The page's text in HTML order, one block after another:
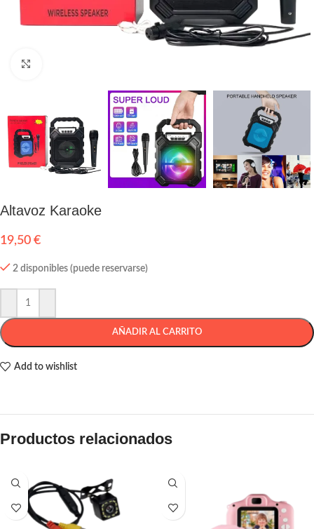
Altavoz Karaoke
19,50 €
2 disponibles (puede reservarse)
AÑADIR AL CARRITO
Add to wishlist
Productos relacionados